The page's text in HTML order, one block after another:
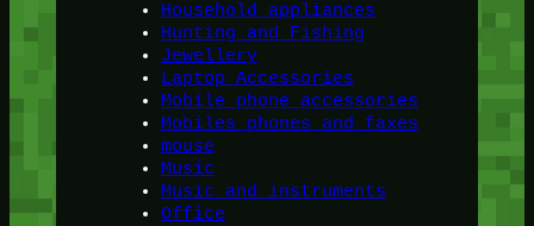
Household appliances
Hunting and Fishing
Jewellery
Laptop Accessories
Mobile phone accessories
Mobiles phones and faxes
mouse
Music
Music and instruments
Office